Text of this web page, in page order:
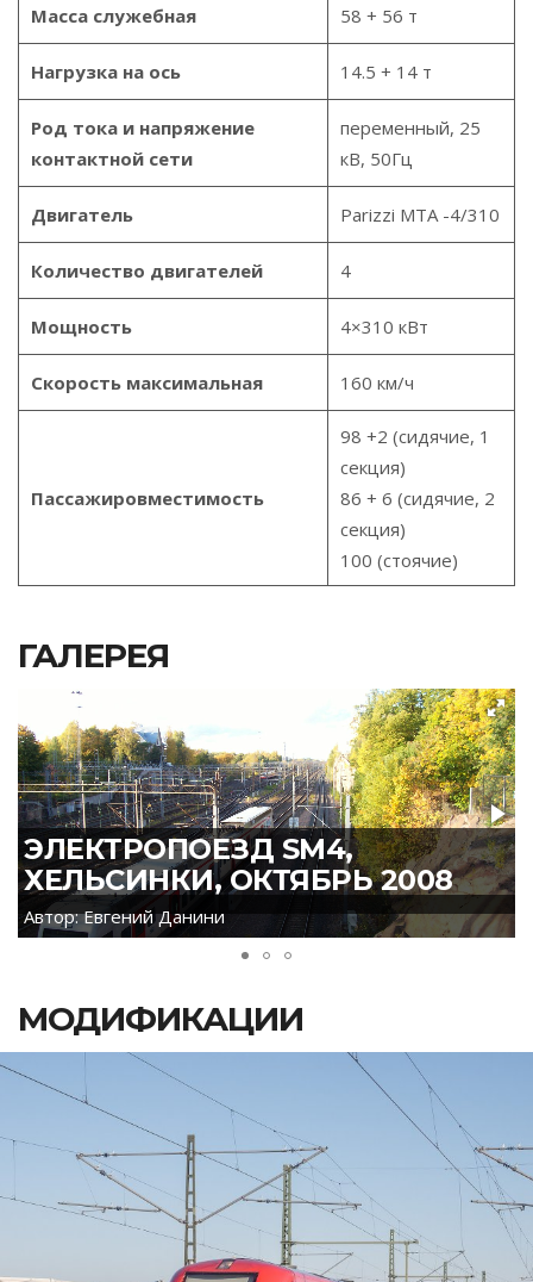
Масса служебная 58 + 56 т
Нагрузка на ось 14.5 + 14 т
Род тока и напряжение
контактной сети
переменный, 25
кВ, 50Гц
Двигатель Parizzi MTA -4/310
Количество двигателей 4
Мощность 4×310 кВт
Скорость максимальная 160 км/ч
Пассажировместимость
98 +2 (сидячие, 1
секция)
86 + 6 (сидячие, 2
секция)
100 (стоячие)
ГАЛЕРЕЯ
ЭЛЕКТРОПОЕЗД SM4,
ХЕЛЬСИНКИ, ОКТЯБРЬ 2008
Автор: Евгений Данини
МОДИФИКАЦИИ